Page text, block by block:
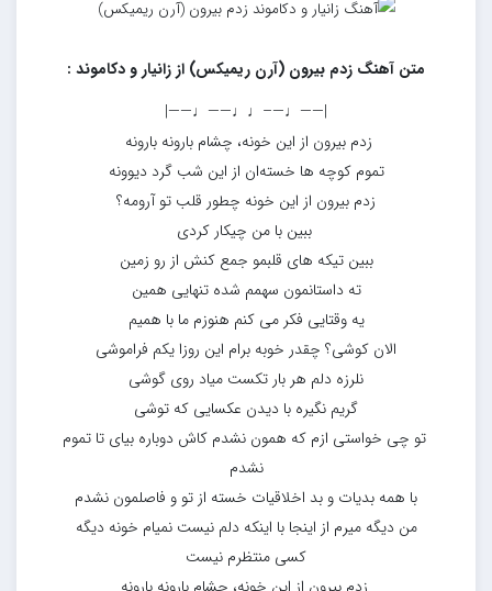
متن آهنگ زدم بیرون (آرن ریمیکس) از زانیار و دکاموند :
|——♩—–♩♩——♩——|
زدم بیرون از این خونه، چشام بارونه بارونه
تموم کوچه ها خسته‌ان از این شب گرد دیوونه
زدم بیرون از این خونه چطور قلب تو آرومه؟
ببین با من چیکار کردی
ببین تیکه های قلبمو جمع کنش از رو زمین
ته داستانمون سهمم شده تنهایی همین
یه وقتایی فکر می کنم هنوزم ما با همیم
الان کوشی؟ چقدر خوبه برام این روزا یکم فراموشی
نلرزه دلم هر بار تکست میاد روی گوشی
گریم نگیره با دیدن عکسایی که توشی
تو چی خواستی ازم که همون نشدم کاش دوباره بیای تا تموم
نشدم
با همه بدیات و بد اخلاقیات خسته از تو و فاصلمون نشدم
من دیگه میرم از اینجا با اینکه دلم نیست نمیام خونه دیگه
کسی منتظرم نیست